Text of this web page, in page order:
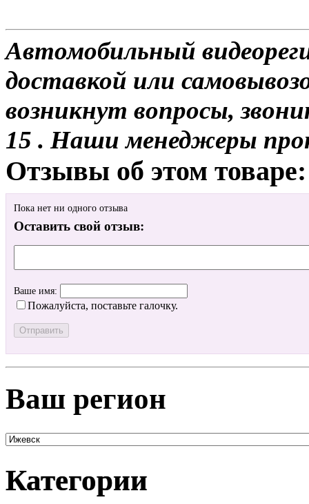
Автомобильный
доставкой или
возникнут вопросы,
15 . Наши менеджеры
Отзывы об этом товаре:
Пока нет ни одного отзыва
Оставить свой отзыв:
Ваше имя:
Пожалуйста, поставьте галочку.
Ваш регион
Категории